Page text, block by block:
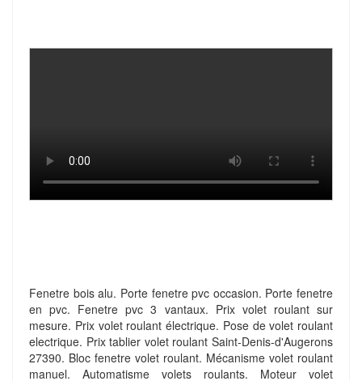
Fenetre bois alu. Porte fenetre pvc occasion. Porte fenetre
en pvc. Fenetre pvc 3 vantaux. Prix volet roulant sur
mesure. Prix volet roulant électrique. Pose de volet roulant
electrique. Prix tablier volet roulant Saint-Denis-d'Augerons
27390. Bloc fenetre volet roulant. Mécanisme volet roulant
manuel. Automatisme volets roulants. Moteur volet